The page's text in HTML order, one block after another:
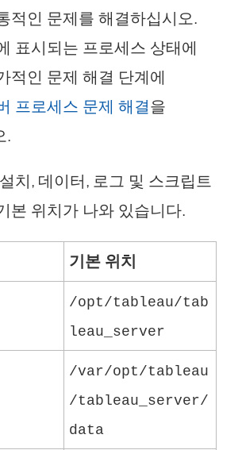
적인 문제를 해결하십시오.
표시되는 프로세스 상태에
적인 문제 해결 단계에
프로세스 문제 해결을
.
치, 데이터, 로그 및 스크립트
본 위치가 나와 있습니다.
기본 위치
/opt/tableau/tab
leau_server
/var/opt/tableau
/tableau_server/
data